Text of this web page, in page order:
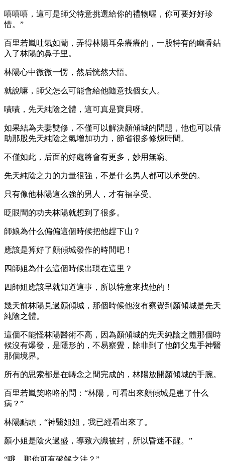
嘻嘻嘻，這可是師父特意挑選給你的禮物喔，你可要好好珍
惜。”
百里若嵐吐氣如蘭，弄得林陽耳朵癢癢的，一股特有的幽香鉆
入了林陽的鼻子里。
林陽心中微微一愣，然后恍然大悟。
就說嘛，師父怎么可能會給他隨意找個女人。
嘖嘖，先天純陰之體，這可真是寶貝呀。
如果結為夫妻雙修，不僅可以解決顏傾城的問題，他也可以借
助那股先天純陰之氣增加功力，節省很多修煉時間。
不僅如此，后面的好處將會有更多，妙用無窮。
先天純陰之力的力量很強，不是什么男人都可以承受的。
只有像他林陽這么強的男人，才有福享受。
眨眼間的功夫林陽就想到了很多。
師娘為什么偏偏這個時候把他趕下山？
應該是算好了顏傾城發作的時間吧！
四師姐為什么這個時候出現在這里？
四師姐應該早就知道這事，所以特意來找他的！
幾天前林陽見過顏傾城，那個時候他沒有察覺到顏傾城是先天
純陰之體。
這個不能怪林陽醫術不高，因為顏傾城的先天純陰之體那個時
候沒有爆發，是隱形的，不易察覺，除非到了他師父鬼手神醫
那個境界。
所有的思索都是在轉念之間完成的，林陽放開顏傾城的手腕。
百里若嵐笑咯咯的問：“林陽，可看出來顏傾城是患了什么
病？”
林陽點頭，“神醫姐姐，我已經看出來了。
顏小姐是陰火過盛，導致六識被封，所以昏迷不醒。”
“哦，那你可有破解之法？”